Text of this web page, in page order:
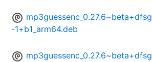
mp3guessenc_0.27.6~beta+dfsg
-1+b1_arm64.deb
mp3guessenc_0.27.6~beta+dfsg